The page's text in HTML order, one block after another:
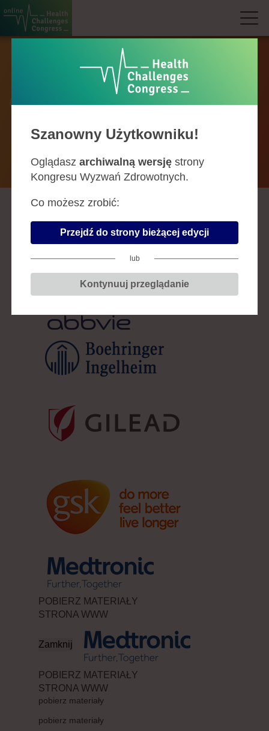
Partnerzy i
sponsorzy
Współgospodarze
Sponsorzy
POBIERZ MATERIAŁY
STRONA WWW
Zamknij
POBIERZ MATERIAŁY
STRONA WWW
pobierz materiały
pobierz materiały
Szanowny Użytkowniku!
Oglądasz archiwalną wersję strony
Kongresu Wyzwań Zdrowotnych.
Co możesz zrobić:
Przejdź do strony bieżącej edycji
lub
Kontynuuj przeglądanie